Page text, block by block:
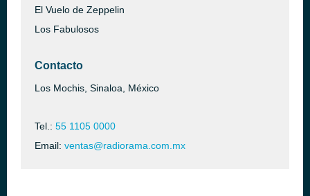
El Vuelo de Zeppelin
Los Fabulosos
Contacto
Los Mochis, Sinaloa, México
Tel.: 55 1105 0000
Email: ventas@radiorama.com.mx